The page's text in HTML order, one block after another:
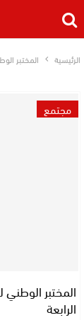
الرئيسية المختبر
مجتمع
المختبر
الرابعة